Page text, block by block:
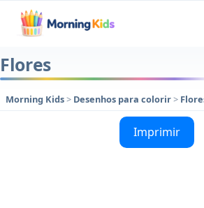
Flores
Morning Kids> Desenhos para colorir>
Imprimir